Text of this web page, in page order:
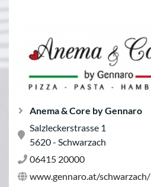
Anema & Core by Gennaro
Salzleckerstrasse 1
5620 - Schwarzach
06415 20000
www.gennaro.at/schwarzach/